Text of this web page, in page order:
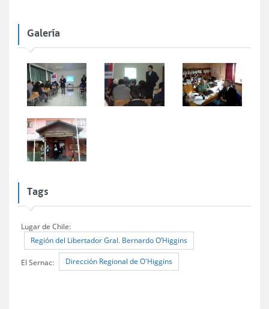
Galería
Tags
Lugar de Chile:
Región del Libertador Gral. Bernardo O’Higgins
El Sernac: Dirección Regional de O'Higgins